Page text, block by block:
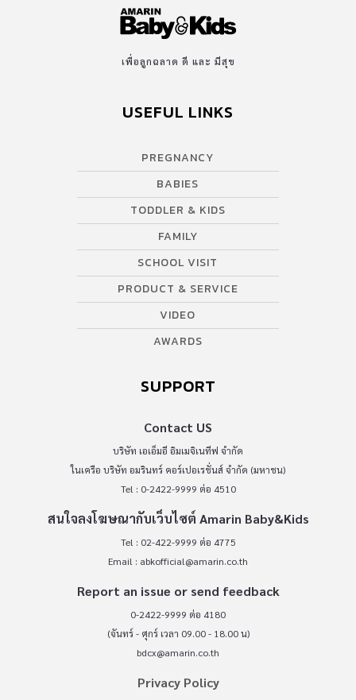
เพื่อลูกฉลาด ดี และ มีสุข
USEFUL LINKS
PREGNANCY
BABIES
TODDLER & KIDS
FAMILY
SCHOOL VISIT
PRODUCT & SERVICE
VIDEO
AWARDS
SUPPORT
Contact US
บริษัท เอเอ็มอี อิมเมจิเนทีฟ จำกัด
ในเครือ บริษัท อมรินทร์ คอร์เปอเรชั่นส์ จำกัด (มหาชน)
Tel : 0-2422-9999 ต่อ 4510
สนใจลงโฆษณากับเว็บไซต์ Amarin Baby&Kids
Tel : 02-422-9999 ต่อ 4775
Email : abkofficial@amarin.co.th
Report an issue or send feedback
0-2422-9999 ต่อ 4180
(จันทร์ - ศุกร์ เวลา 09.00 - 18.00 น)
bdcx@amarin.co.th
Privacy Policy